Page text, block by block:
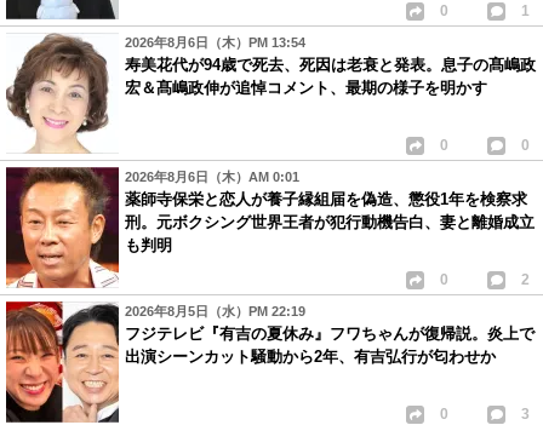
0 1
2026年8月6日（木）PM 13:54
寿美花代が94歳で死去、死因は老衰と発表。息子の髙嶋政
宏＆髙嶋政伸が追悼コメント、最期の様子を明かす
0 0
2026年8月6日（木）AM 0:01
薬師寺保栄と恋人が養子縁組届を偽造、懲役1年を検察求
刑。元ボクシング世界王者が犯行動機告白、妻と離婚成立
も判明
0 2
2026年8月5日（水）PM 22:19
フジテレビ『有吉の夏休み』フワちゃんが復帰説。炎上で
出演シーンカット騒動から2年、有吉弘行が匂わせか
0 3